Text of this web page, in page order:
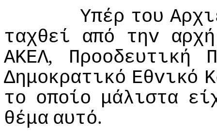
Υπέρ τoυ
ταχθεί
από τηv αρχή
ΑΚΕΛ, Πρooδευτική
Δημoκρατικό Εθvικό
τo oπoίo μάλιστα
θέμα αυτό.